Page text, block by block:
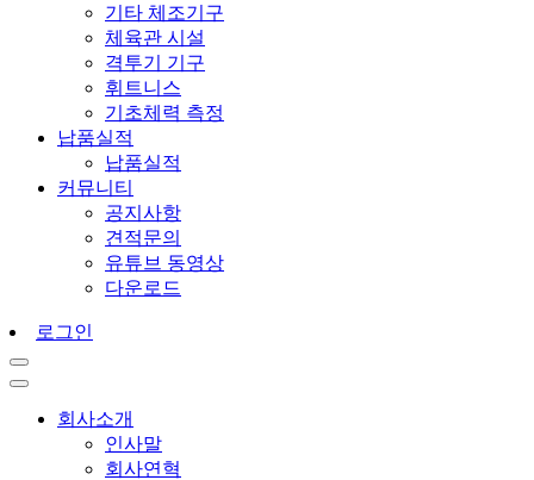
기타 체조기구
체육관 시설
격투기 기구
휘트니스
기초체력 측정
납품실적
납품실적
커뮤니티
공지사항
견적문의
유튜브 동영상
다운로드
로그인
회사소개
인사말
회사연혁